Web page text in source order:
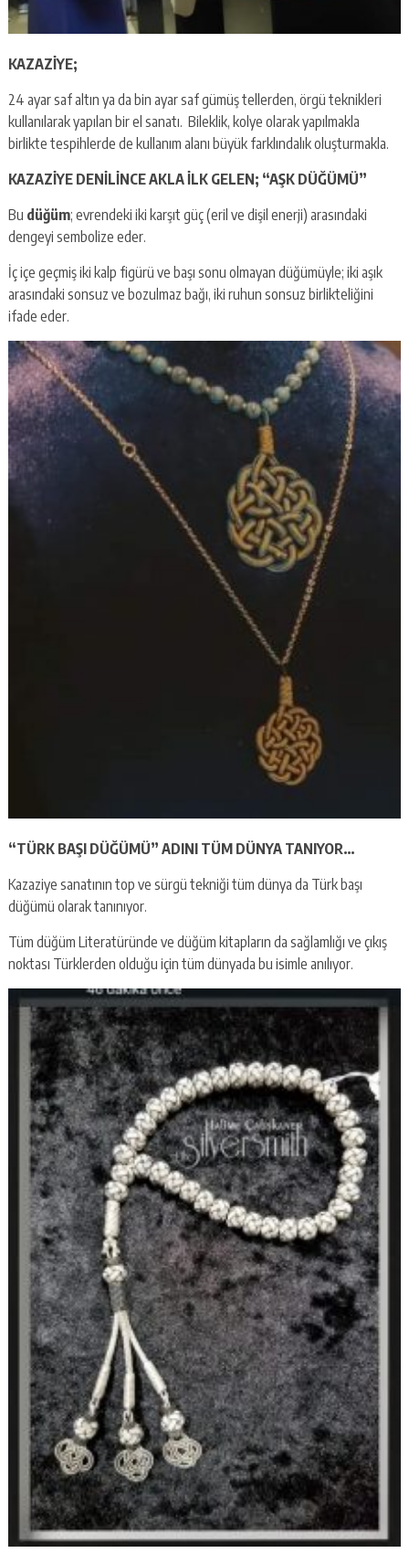
KAZAZİYE;
24 ayar saf altın ya da bin ayar saf gümüş tellerden, örgü teknikleri
kullanılarak yapılan bir el sanatı. Bileklik, kolye olarak yapılmakla
birlikte tespihlerde de kullanım alanı büyük farklındalık oluşturmakla.
KAZAZİYE DENİLİNCE AKLA İLK GELEN; “AŞK DÜĞÜMÜ”
Bu düğüm; evrendeki iki karşıt güç (eril ve dişil enerji) arasındaki
dengeyi sembolize eder.
İç içe geçmiş iki kalp figürü ve başı sonu olmayan düğümüyle; iki aşık
arasındaki sonsuz ve bozulmaz bağı, iki ruhun sonsuz birlikteliğini
ifade eder.
“TÜRK BAŞI DÜĞÜMÜ” ADINI TÜM DÜNYA TANIYOR…
Kazaziye sanatının top ve sürgü tekniği tüm dünya da Türk başı
düğümü olarak tanınıyor.
Tüm düğüm Literatüründe ve düğüm kitapların da sağlamlığı ve çıkış
noktası Türklerden olduğu için tüm dünyada bu isimle anılıyor.